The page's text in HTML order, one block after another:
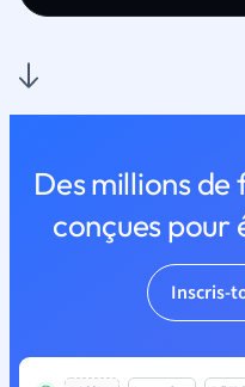
Des millions
conçues
Inscris-